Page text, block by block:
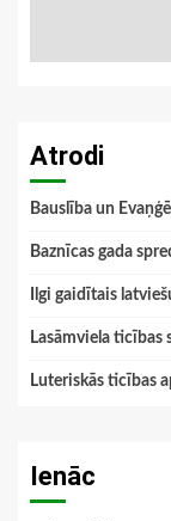
Atrodi
Bauslība un
Baznīcas gada
Ilgi gaidītais
Lasāmviela ticības
Luteriskās ticības
Ienāc